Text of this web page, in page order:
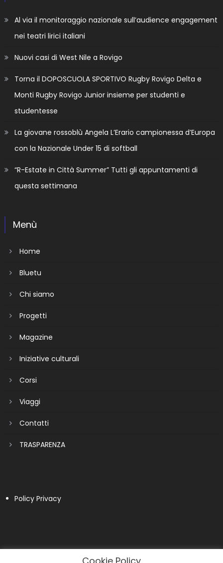
Al via il monitoraggio nazionale sull’audience engagement
nei teatri lirici italiani
Nuovi casi di West Nile a Rovigo
Torna il DOPOSCUOLA SPORTIVO Rugby Rovigo Delta e
Monti Rugby Rovigo Junior insieme per studenti e
studentesse
La giovane rossoblù Angela L’Erario campionessa d’Europa
con la Nazionale Under 15 di softball
“R-Estate in Città Summer” Tutti gli appuntamenti di
questa settimana
Menù
Home
Bluetu
Chi siamo
Progetti
Magazine
Iniziative culturali
Corsi
Viaggi
Contatti
TRASPARENZA
Policy Privacy